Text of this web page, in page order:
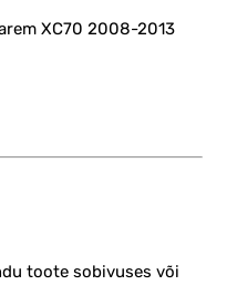
XC70 2008-2013
toote sobivuses või